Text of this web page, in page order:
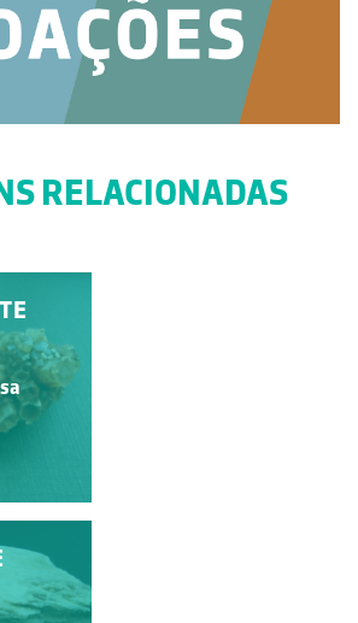
RELACIONADAS